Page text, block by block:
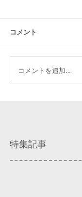
コメント
コメントを追加…
特集記事